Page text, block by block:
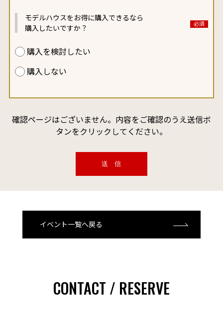
モデルハウスをお得に購入できるなら
購入したいですか？
購入を検討したい
購入しない
確認ページはございません。内容をご確認のうえ送信ボ
タンをクリックしてください。
イベント一覧へ戻る
CONTACT / RESERVE